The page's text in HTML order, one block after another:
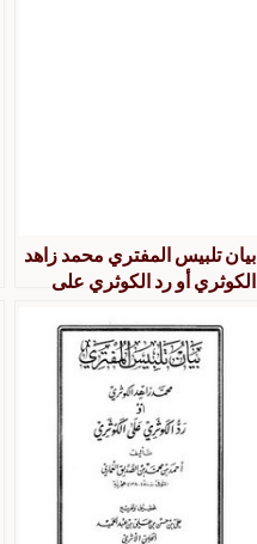
بيان تلبيس المفتري محمد زاهد
الكوثري أو رد الكوثري على